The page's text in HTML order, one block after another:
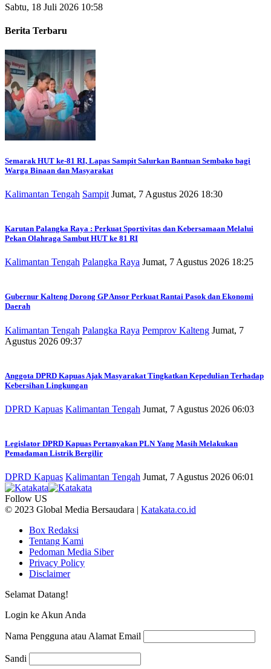
Sabtu, 18 Juli 2026 10:58
Berita Terbaru
Semarak HUT ke-81 RI, Lapas Sampit Salurkan Bantuan Sembako bagi
Warga Binaan dan Masyarakat
Kalimantan Tengah Sampit Jumat, 7 Agustus 2026 18:30
Karutan Palangka Raya : Perkuat Sportivitas dan Kebersamaan Melalui
Pekan Olahraga Sambut HUT ke 81 RI
Kalimantan Tengah Palangka Raya Jumat, 7 Agustus 2026 18:25
Gubernur Kalteng Dorong GP Ansor Perkuat Rantai Pasok dan Ekonomi
Daerah
Kalimantan Tengah Palangka Raya Pemprov Kalteng Jumat, 7
Agustus 2026 09:37
Anggota DPRD Kapuas Ajak Masyarakat Tingkatkan Kepedulian Terhadap
Kebersihan Lingkungan
DPRD Kapuas Kalimantan Tengah Jumat, 7 Agustus 2026 06:03
Legislator DPRD Kapuas Pertanyakan PLN Yang Masih Melakukan
Pemadaman Listrik Bergilir
DPRD Kapuas Kalimantan Tengah Jumat, 7 Agustus 2026 06:01
Follow US
© 2023 Global Media Bersaudara | Katakata.co.id
Box Redaksi
Tentang Kami
Pedoman Media Siber
Privacy Policy
Disclaimer
Selamat Datang!
Login ke Akun Anda
Nama Pengguna atau Alamat Email
Sandi